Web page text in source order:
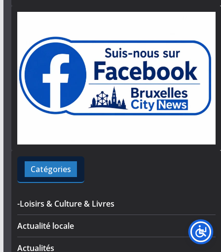
Catégories
-Loisirs & Culture & Livres
Actualité locale
Actualités